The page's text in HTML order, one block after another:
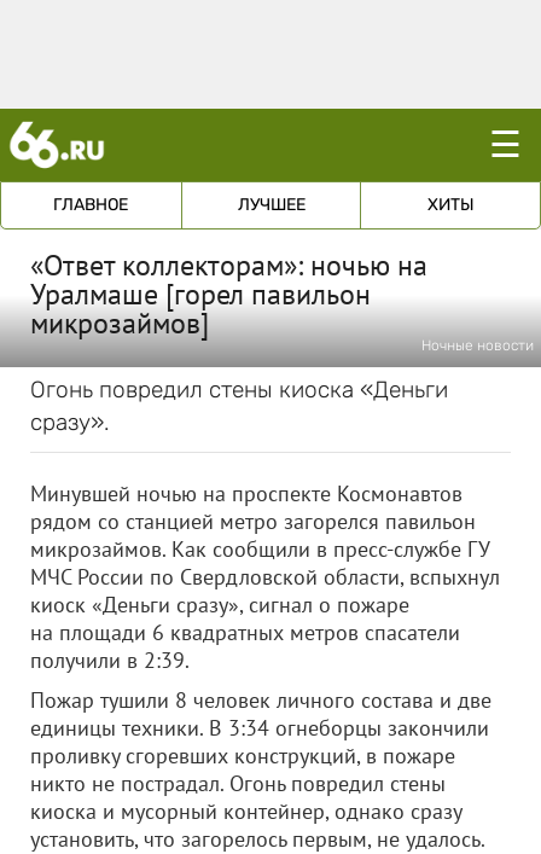
☰
ГЛАВНОЕ ЛУЧШЕЕ ХИТЫ
«Ответ коллекторам»: ночью на
Уралмаше [горел павильон
микрозаймов]
Ночные новости
Огонь повредил стены киоска «Деньги
сразу».
Минувшей ночью на проспекте Космонавтов
рядом со станцией метро загорелся павильон
микрозаймов. Как сообщили в пресс-службе ГУ
МЧС России по Свердловской области, вспыхнул
киоск «Деньги сразу», сигнал о пожаре
на площади 6 квадратных метров спасатели
получили в 2:39.
Пожар тушили 8 человек личного состава и две
единицы техники. В 3:34 огнеборцы закончили
проливку сгоревших конструкций, в пожаре
никто не пострадал. Огонь повредил стены
киоска и мусорный контейнер, однако сразу
установить, что загорелось первым, не удалось.